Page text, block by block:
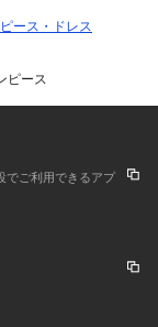
ース・ドレス
ピース
でご利用できるアプ